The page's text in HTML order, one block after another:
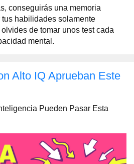
conseguirás una memoria
habilidades solamente
de tomar unos test cada
mental.
Alto IQ Aprueban Este
Pueden Pasar Esta